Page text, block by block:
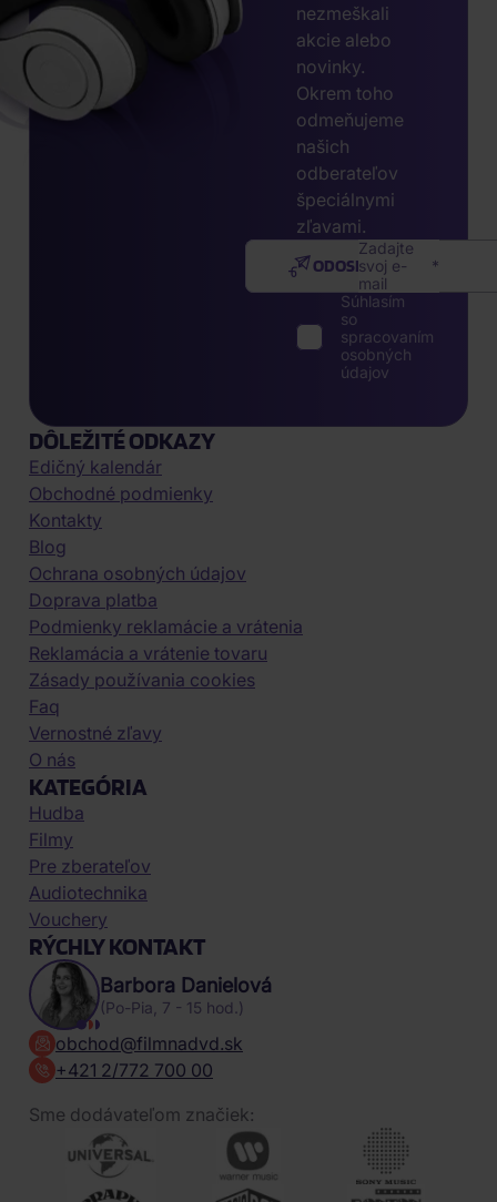
nezmeškali
akcie alebo
novinky.
Okrem toho
odmeňujeme
našich
odberateľov
špeciálnymi
zľavami.
Zadajte
svoj e-
mail
ODOSLAŤ
Súhlasím
so
spracovaním
osobných
údajov
DÔLEŽITÉ ODKAZY
Edičný kalendár
Obchodné podmienky
Kontakty
Blog
Ochrana osobných údajov
Doprava platba
Podmienky reklamácie a vrátenia
Reklamácia a vrátenie tovaru
Zásady používania cookies
Faq
Vernostné zľavy
O nás
KATEGÓRIA
Hudba
Filmy
Pre zberateľov
Audiotechnika
Vouchery
RÝCHLY KONTAKT
Barbora Danielová
(Po-Pia, 7 - 15 hod.)
obchod@filmnadvd.sk
+421 2/772 700 00
Sme dodávateľom značiek: